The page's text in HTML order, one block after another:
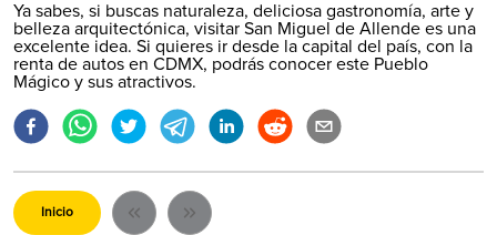
Ya sabes, si buscas naturaleza, deliciosa gastronomía, arte y
belleza arquitectónica, visitar San Miguel de Allende es una
excelente idea. Si quieres ir desde la capital del país, con la
renta de autos en CDMX, podrás conocer este Pueblo
Mágico y sus atractivos.
Inicio